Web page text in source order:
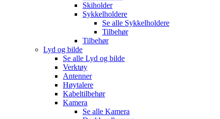
Skiholder
Sykkelholdere
Se alle Sykkelholdere
Tilbehør
Tilbehør
Lyd og bilde
Se alle Lyd og bilde
Verktøy
Antenner
Høytalere
Kabeltilbehør
Kamera
Se alle Kamera